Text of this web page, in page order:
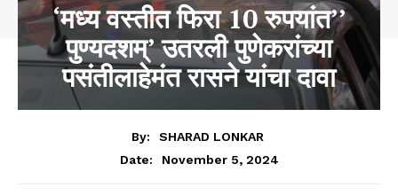
‘मध्य वस्तीत फिरा 10 रुपयांत‌’’
पुण्यदशम्’ उतरली पुणेकरांच्या
पसंतीलाहेमंत रासने यांचा दावा
By:
SHARAD LONKAR
Date:
November 5, 2024